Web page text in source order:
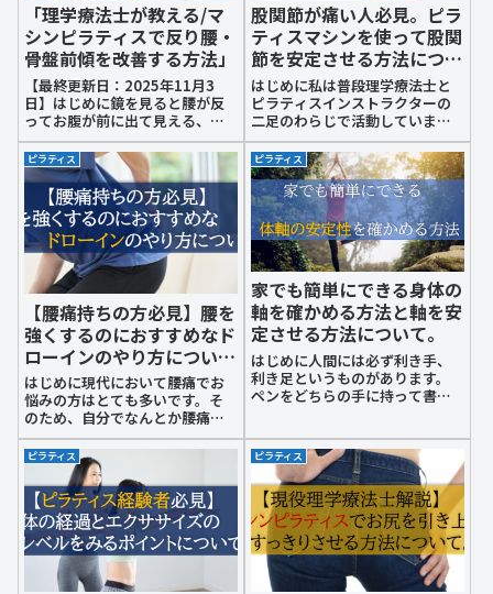
「理学療法士が教える/マ
シンピラティスで反り腰・
骨盤前傾を改善する方法」
【最終更新日：2025年11月3
日】はじめに鏡を見ると腰が反
ってお腹が前に出て見える、長
時間立っていると腰が痛くなる
——。そんな悩みを抱えていませ
んか？その原因の多くは「骨盤
前傾（こつばんぜんけい）」と
呼ばれる骨盤の傾きです。骨盤
が前に傾く...
股関節が痛い人必見。ピラ
ティスマシンを使って股関
節を安定させる方法につい
て。
はじめに私は普段理学療法士と
ピラティスインストラクターの
二足のわらじで活動していま
す。その中でよく股関節が痛い
という方からお問い合わせを多
くいただいております。股関節
が痛い人は痛い側の足に体重を
乗せることが苦手になります。
すると痛くない側の...
ピラティス
【腰痛持ちの方必見】腰を
強くするのにおすすめなド
ローインのやり方につい
て。
はじめに現代において腰痛でお
悩みの方はとても多いです。そ
のため、自分でなんとか腰痛を
和らげようとYouTubeなどをみ
て運動をされている方が増えて
きております。そこでよく腰痛
軽減のために紹介される運動の
一つに【ドローイン】がありま
す。このド...
ピラティス
家でも簡単にできる身体の
軸を確かめる方法と軸を安
定させる方法について。
はじめに人間には必ず利き手、
利き足というものがあります。
ペンをどちらの手に持って書く
など人間には必ず動作にパター
ンがあります。すると気付かな
いうちに左右のバランスが崩れ
体幹と下半身のつ...
ピラティス ピラティス